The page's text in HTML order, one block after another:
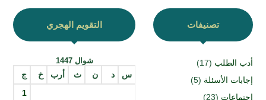
تصنيفات
أدب الطلب (17)
إجابات الأسئلة (5)
إجتماعات (23)
التقويم الهجري
شوال 1447
س د ن ث أرب خ ج
1